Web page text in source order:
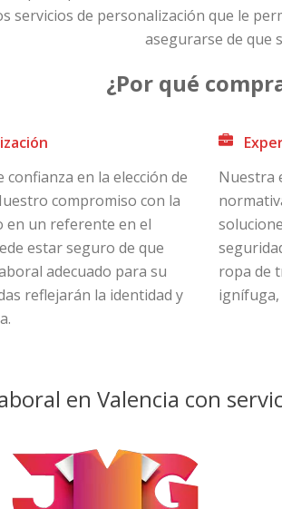
servicios de personalización que le
asegurarse de que
¿Por qué
confianza en la elección de
compromiso con la
en un referente en el
estar seguro de que
adecuado para su
reflejarán la identidad y
Nuestra
ropa de
ignífuga,
en Valencia con